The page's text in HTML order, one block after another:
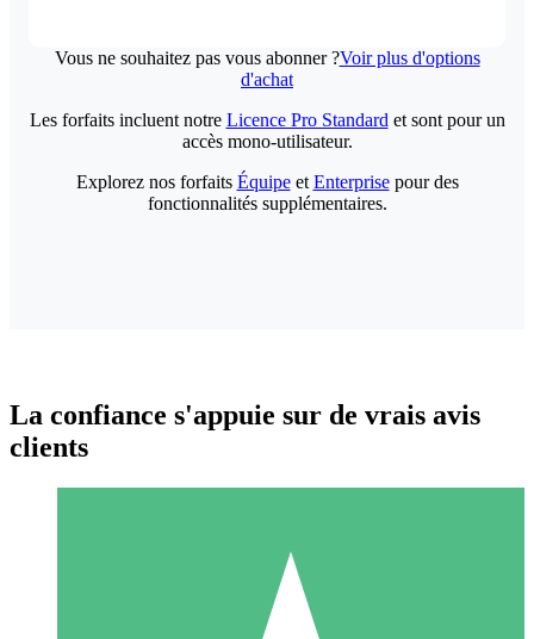
Vous ne souhaitez pas vous abonner ?Voir plus d'options
d'achat
Packs de Crédits Individuels
Les forfaits incluent notre Licence Pro Standard et sont pour un
accès mono-utilisateur.
Explorez nos forfaits Équipeet Enterprisepour des
fonctionnalités supplémentaires.
La confiance s'appuie sur de vrais avis
clients